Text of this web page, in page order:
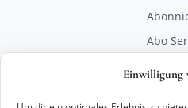
Einwilligung
Abo